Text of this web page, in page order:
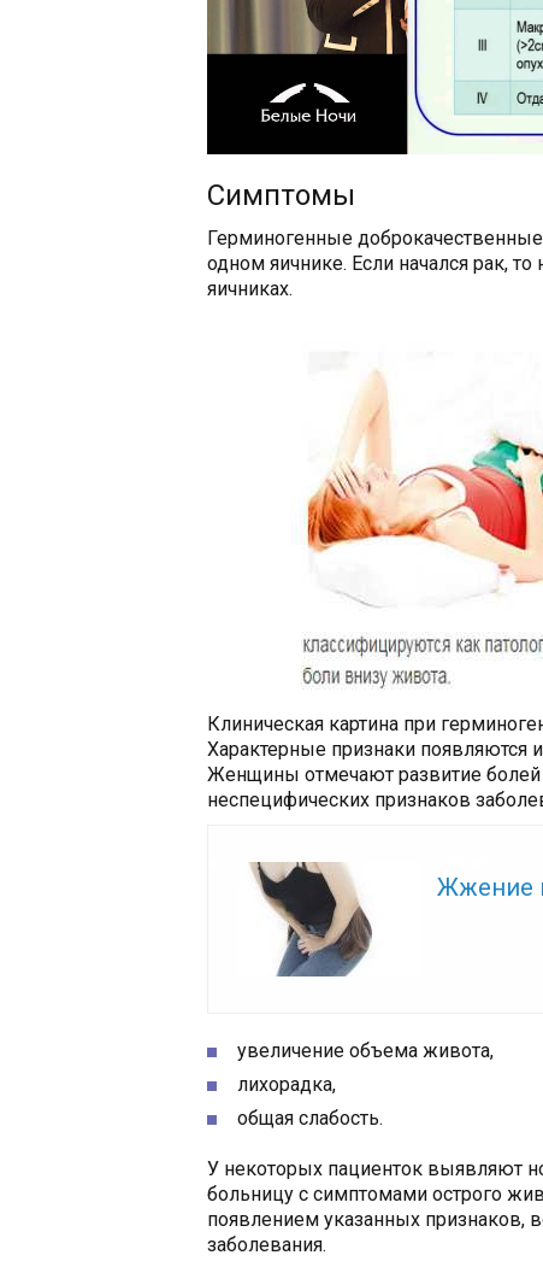
Симптомы
Герминогенные
одном яичнике. Если начался рак,
яичниках.
Клиническая картина при
Характерные признаки появляются
Женщины отмечают развитие
неспецифических признаков
Жжение
увеличение объема живота,
лихорадка,
общая слабость.
У некоторых пациенток выявляют
больницу с симптомами острого
появлением указанных признаков,
заболевания.